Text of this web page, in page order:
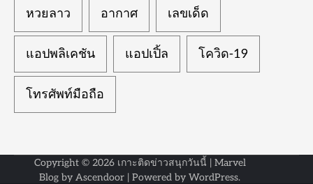
หวยลาว อากาศ เลขเด็ด
แอปพลิเคชัน แอปเปิ้ล โควิด-19
โทรศัพท์มือถือ
Copyright © 2026 เกาะติดข่าวสนุกวันนี้ | Marvel
Blog by Ascendoor | Powered by WordPress.